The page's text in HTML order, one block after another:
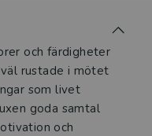
och färdigheter
rustade i mötet
som livet
goda samtal
och